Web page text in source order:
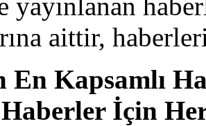
aittir,
En Kapsamlı
Haberler İçin